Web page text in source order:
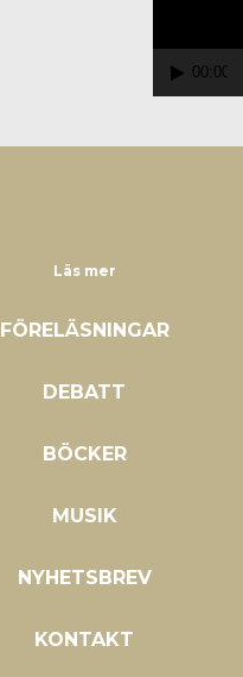
00:00
Läs mer
FÖRELÄSNINGAR
DEBATT
BÖCKER
MUSIK
NYHETSBREV
KONTAKT